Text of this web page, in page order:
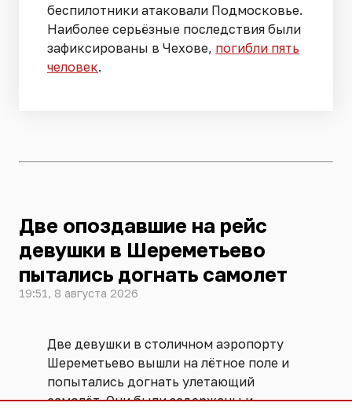
беспилотники атаковали Подмосковье.
Наиболее серьёзные последствия были
зафиксированы в Чехове, погибли пять
человек.
Две опоздавшие на рейс
девушки в Шереметьево
пытались догнать самолет
19:51, 8 августа 2026
Две девушки в столичном аэропорту
Шереметьево вышли на лётное поле и
попытались догнать улетающий
самолёт. Они были задержаны и